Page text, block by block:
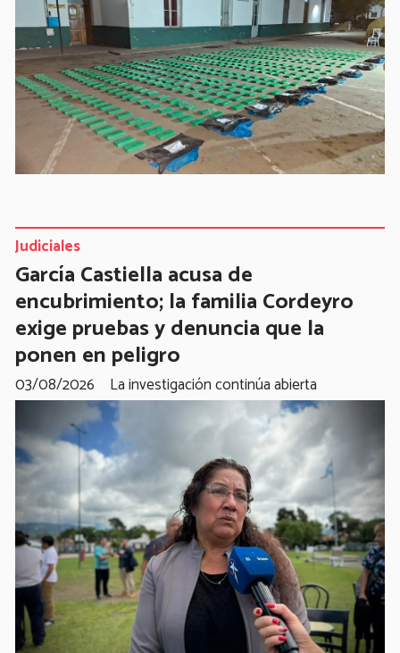
García Castiella acusa de
encubrimiento; la familia Cordeyro
exige pruebas y denuncia que la
ponen en peligro
La investigación continúa abierta
Judiciales
03/08/2026